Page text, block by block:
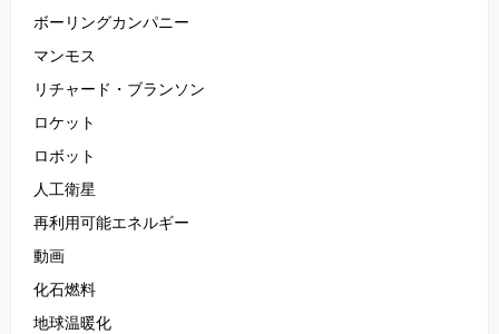
ボーリングカンパニー
マンモス
リチャード・ブランソン
ロケット
ロボット
人工衛星
再利用可能エネルギー
動画
化石燃料
地球温暖化